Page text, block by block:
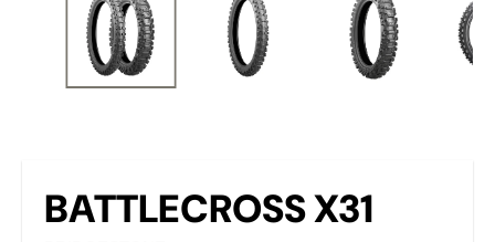
BATTLECROSS X31